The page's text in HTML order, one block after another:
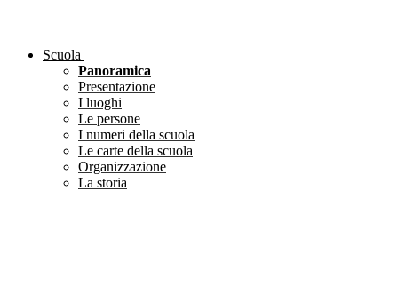
Scuola
Panoramica
Presentazione
I luoghi
Le persone
I numeri della scuola
Le carte della scuola
Organizzazione
La storia